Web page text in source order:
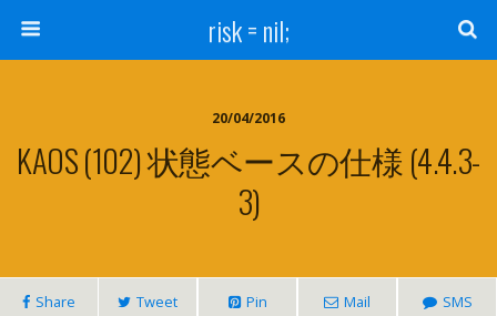
risk = nil;
20/04/2016
KAOS (102) 状態ベースの仕様 (4.4.3-
3)
Share Tweet Pin Mail SMS